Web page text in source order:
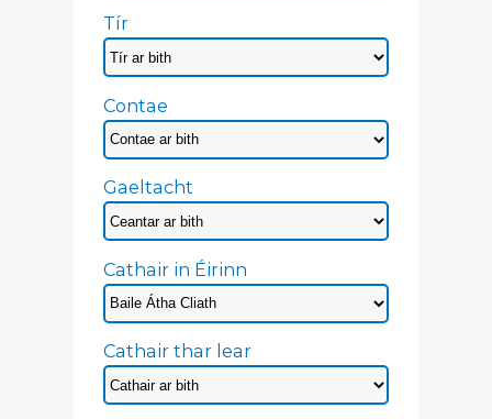
Tír
Contae
Gaeltacht
Cathair in Éirinn
Cathair thar lear